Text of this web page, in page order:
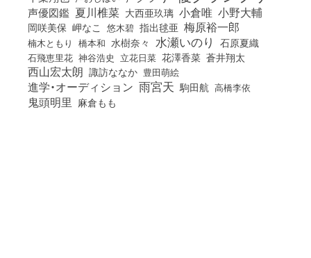
声優図鑑 夏川椎菜 大西亜玖璃 小倉唯 小野大輔
岡咲美保 岬なこ 悠木碧 指出毬亜 梅原裕一郎
楠木ともり 橋本和 水樹奈々 水瀬いのり 石原夏織
石飛恵里花 神谷浩史 立花日菜 花澤香菜 蒼井翔太
西山宏太朗 諏訪ななか 豊田萌絵
進学・オーディション 雨宮天 駒田航 高橋李依
鬼頭明里 麻倉もも